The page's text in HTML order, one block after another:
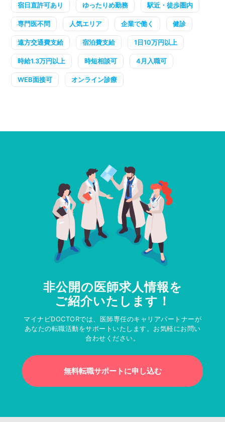
宿日直許可あり ゆったりめ勤務 駅近・徒歩圏内
専門医不問 人気エリア 企業で働く 健診
遠方交通費支給 宿泊費支給 1日10万円以上
時給1.3万円以上 時短相談可 4月入職可
WEB面接可 オンライン診療
非公開の医師求人情報を
ご紹介いたします！
マイナビDOCTORでは、医師専任のキャリアパートナーが
あなたの転職活動をサポートいたします。お気軽にお問い
合わせください。
無料転職サポートに申し込む